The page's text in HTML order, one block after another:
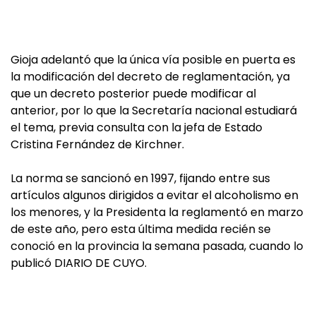
Gioja adelantó que la única vía posible en puerta es
la modificación del decreto de reglamentación, ya
que un decreto posterior puede modificar al
anterior, por lo que la Secretaría nacional estudiará
el tema, previa consulta con la jefa de Estado
Cristina Fernández de Kirchner.
La norma se sancionó en 1997, fijando entre sus
artículos algunos dirigidos a evitar el alcoholismo en
los menores, y la Presidenta la reglamentó en marzo
de este año, pero esta última medida recién se
conoció en la provincia la semana pasada, cuando lo
publicó DIARIO DE CUYO.